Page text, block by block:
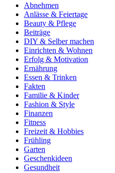
Abnehmen
Anlässe & Feiertage
Beauty & Pflege
Beiträge
DIY & Selber machen
Einrichten & Wohnen
Erfolg & Motivation
Ernährung
Essen & Trinken
Fakten
Familie & Kinder
Fashion & Style
Finanzen
Fitness
Freizeit & Hobbies
Frühling
Garten
Geschenkideen
Gesundheit